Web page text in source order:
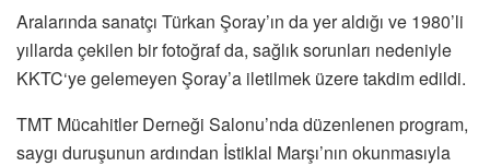
Aralarında sanatçı Türkan Şoray’ın da yer aldığı ve 1980’li
yıllarda çekilen bir fotoğraf da, sağlık sorunları nedeniyle
KKTC‘ye gelemeyen Şoray’a iletilmek üzere takdim edildi.
TMT Mücahitler Derneği Salonu’nda düzenlenen program,
saygı duruşunun ardından İstiklal Marşı’nın okunmasıyla